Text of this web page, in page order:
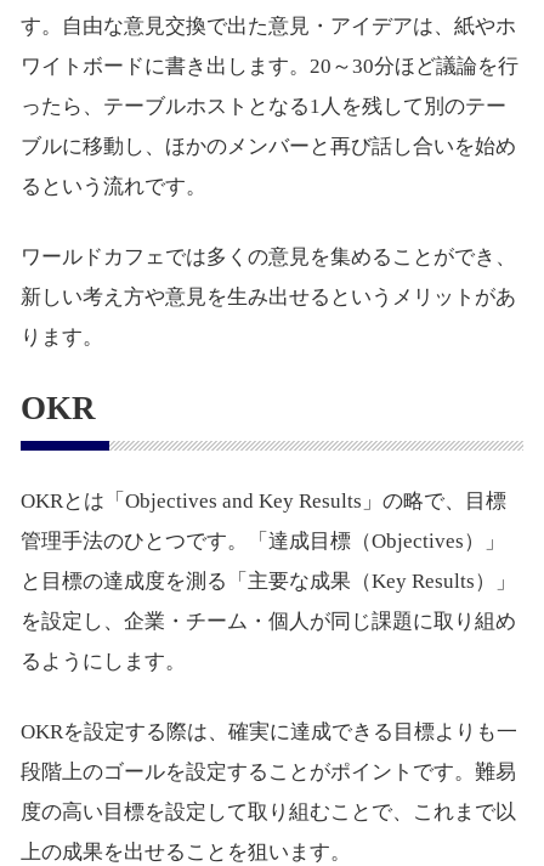
す。自由な意見交換で出た意見・アイデアは、紙やホ
ワイトボードに書き出します。20～30分ほど議論を行
ったら、テーブルホストとなる1人を残して別のテー
ブルに移動し、ほかのメンバーと再び話し合いを始め
るという流れです。
ワールドカフェでは多くの意見を集めることができ、
新しい考え方や意見を生み出せるというメリットがあ
ります。
OKR
OKRとは「Objectives and Key Results」の略で、目標
管理手法のひとつです。「達成目標（Objectives）」
と目標の達成度を測る「主要な成果（Key Results）」
を設定し、企業・チーム・個人が同じ課題に取り組め
るようにします。
OKRを設定する際は、確実に達成できる目標よりも一
段階上のゴールを設定することがポイントです。難易
度の高い目標を設定して取り組むことで、これまで以
上の成果を出せることを狙います。